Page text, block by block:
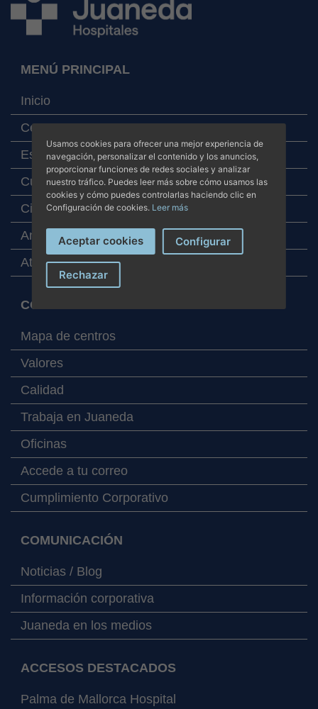
MENÚ PRINCIPAL
Inicio
Centros
Especialidades
Cuadro médico
Cita online
Analítica online
Atención al paciente
CORPORATIVO
Mapa de centros
Valores
Calidad
Trabaja en Juaneda
Oficinas
Accede a tu correo
Cumplimiento Corporativo
COMUNICACIÓN
Noticias / Blog
Información corporativa
Juaneda en los medios
ACCESOS DESTACADOS
Palma de Mallorca Hospital
Usamos cookies para ofrecer una mejor experiencia de
navegación, personalizar el contenido y los anuncios,
proporcionar funciones de redes sociales y analizar
nuestro tráfico. Puedes leer más sobre cómo usamos las
cookies y cómo puedes controlarlas haciendo clic en
Configuración de cookies. Leer más
Aceptar cookies Configurar
Rechazar